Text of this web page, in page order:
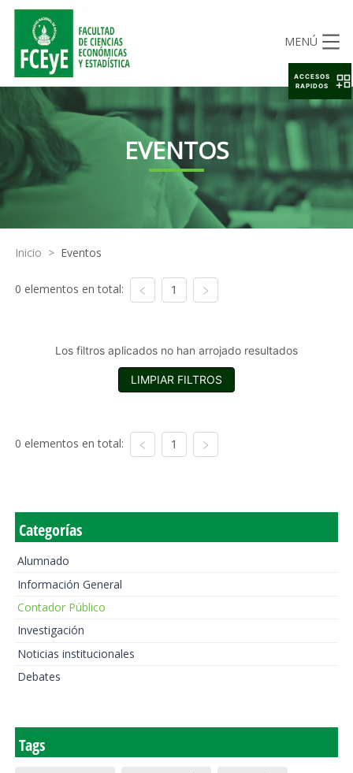
MENÚ
EVENTOS
Inicio > Eventos
0 elementos en total: 1
Los filtros aplicados no han arrojado resultados
LIMPIAR FILTROS
0 elementos en total: 1
Categorías
Alumnado
Información General
Contador Público
Investigación
Noticias institucionales
Debates
Tags
ACCESOS
RAPIDOS